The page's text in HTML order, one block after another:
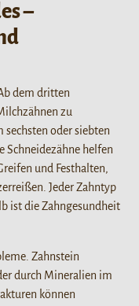
–
dem dritten
zu
sechsten oder siebten
Schneidezähne helfen
und Festhalten,
Jeder Zahntyp
ist die Zahngesundheit
Zahnstein
durch Mineralien im
können